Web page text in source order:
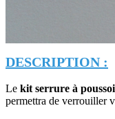
DESCRIPTION :
Le kit serrure à
permettra de verrouiller